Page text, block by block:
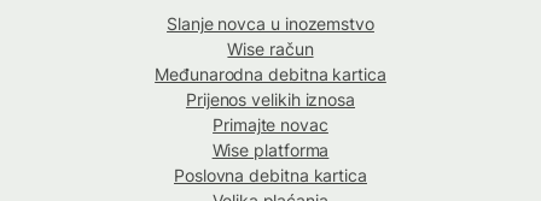
Slanje novca u inozemstvo
Wise račun
Međunarodna debitna kartica
Prijenos velikih iznosa
Primajte novac
Wise platforma
Poslovna debitna kartica